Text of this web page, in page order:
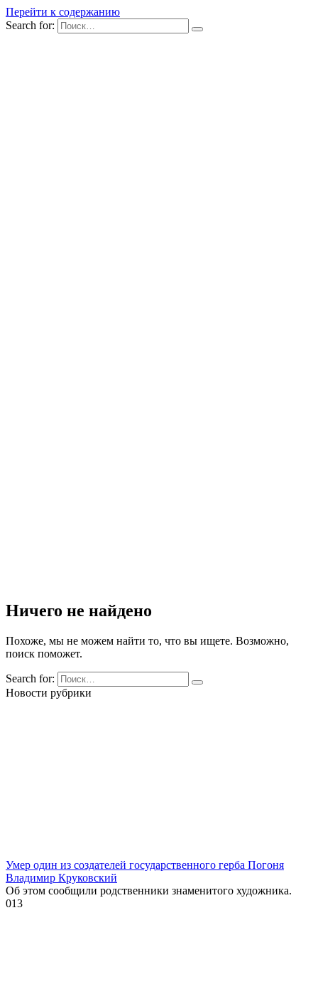
Перейти к содержанию
Search for:
Ничего не найдено
Похоже, мы не можем найти то, что вы ищете. Возможно,
поиск поможет.
Search for:
Новости рубрики
Умер один из создателей государственного герба Погоня
Владимир Круковский
Об этом сообщили родственники знаменитого художника.
013